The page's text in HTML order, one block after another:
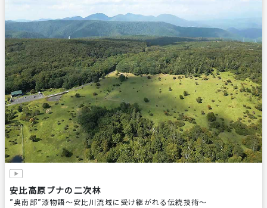
安比高原ブナの二次林
”奥南部”漆物語～安比川流域に受け継がれる伝統技術～